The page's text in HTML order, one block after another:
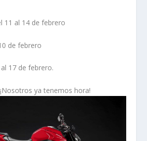
11 al 14 de febrero
de febrero
al 17 de febrero.
ya tenemos hora!